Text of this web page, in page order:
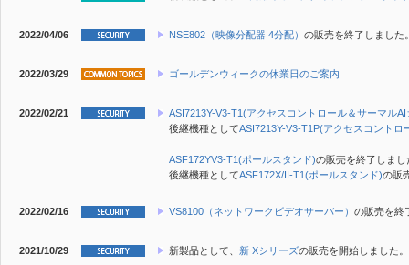
2022/04/06 NSE802（映像分配器 4分配） の販売を終了しました
2022/03/29 ゴールデンウィークの休業日のご案内
2022/02/21
ASI7213Y-V3-T1(アクセスコントロール＆サーマルAI
後継機種としてASI7213Y-V3-T1P(アクセスコントロ
ASF172YV3-T1(ポールスタンド)の販売を終了しまし
後継機種としてASF172X/II-T1(ポールスタンド)の販
2022/02/16 VS8100（ネットワークビデオサーバー） の販売を終
2021/10/29 新製品として、 新 Xシリーズの販売を開始しました。